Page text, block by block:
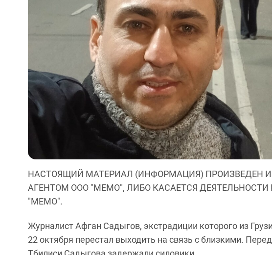
НАСТОЯЩИЙ МАТЕРИАЛ (ИНФОРМАЦИЯ) ПРОИЗВЕДЕН
АГЕНТОМ ООО "МЕМО", ЛИБО КАСАЕТСЯ ДЕЯТЕЛЬНОСТИ
"МЕМО".
Журналист Афган Садыгов, экстрадиции которого из
22 октября перестал выходить на связь с близкими.